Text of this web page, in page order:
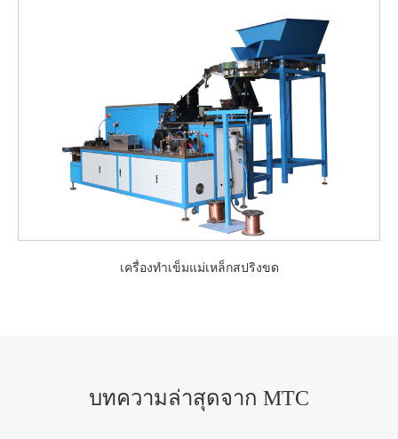
เครื่องทำเข็มแม่เหล็กสปริงขด
บทความล่าสุดจาก MTC